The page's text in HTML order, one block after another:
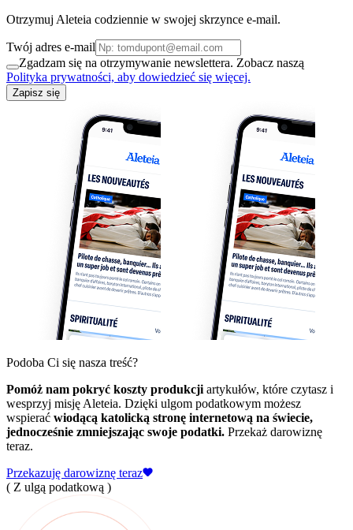
Otrzymuj Aleteia codziennie w swojej skrzynce e-mail.
Twój adres e-mail
Zgadzam się na otrzymywanie newslettera. Zobacz naszą
Polityka prywatności, aby dowiedzieć się więcej.
Zapisz się
Podoba Ci się nasza treść?
Pomóż nam pokryć koszty produkcji artykułów, które czytasz i
wesprzyj misję Aleteia. Dzięki ulgom podatkowym możesz
wspierać wiodącą katolicką stronę internetową na świecie,
jednocześnie zmniejszając swoje podatki. Przekaż darowiznę
teraz.
Przekazuję darowiznę teraz
( Z ulgą podatkową )